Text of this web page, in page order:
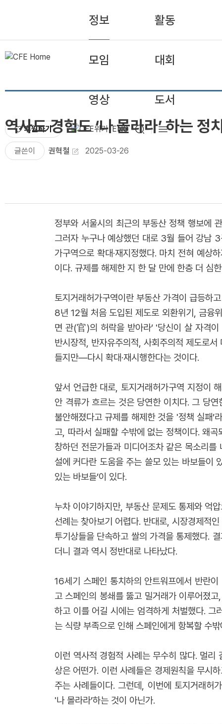
정보 활동
모임 대회
영상 도서
후원하기 ENG
역사도 경험도 ‘나 몰라라’ 하는 정
글쓴이 권혁철 2025-03-26
정부와 서울시의 최근의 부동산 정책 행보에
그러자 누구나 예상했던 대로 3월 들어 강남
가구역으로 확대·재지정했다. 마치 전혀 예
이다. 규제를 해제한 지 한 달 만에 한층 더 심
토지거래허가구역이란 부동산 가격이 급등하
8년 12월 처음 도입된 제도로 외환위기, 금융
면 관(官)의 허락을 받아라’ '당신이 살 자격
반시장적, 반자유주의적, 사회주의적 제도로
들지만―다시 확대·재시행한다는 것이다.
앞서 언급한 대로, 토지거래허가구역 지정이
안 격류가 흐르는 것은 당연한 이치다. 그 당
불안해졌다고 규제를 해제한 것을 '정책 실패’
고, 따라서 실패할 수밖에 없는 정책이다. 왜
창하던 전문가들과 미디어조차 같은 목소리
설에 커다란 도움을 주는 쓸모 있는 바보들이
있는 바보들’이 있다.
누차 이야기하지만, 부동산 문제도 통제와 억
선례는 찾아보기 어렵다. 반대로, 시장경제적
투기상들을 단속하고 쌀의 가격을 통제했다.
더니 결과 역시 정반대로 나타났다.
16세기 스페인 통치하의 안트워프에서 반란
고 스페인의 봉쇄를 뚫고 밀거래가 이루어졌
하고 이를 어길 시에는 엄격하게 처벌했다. 그
는 식량 부족으로 인해 스페인에게 항복할 수
이런 역사적 경험적 사례는 무수히 많다. 멀리
상은 어떤가. 이런 사례들은 경제원칙을 무시
주는 사례들이다. 그런데, 이번에 토지거래허
'나 몰라라’하는 것이 아닌가.